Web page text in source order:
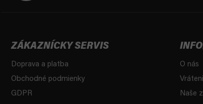
ZÁKAZNÍCKY SERVIS
Doprava a platba
Obchodné podmienky
GDPR
O nás
Naše